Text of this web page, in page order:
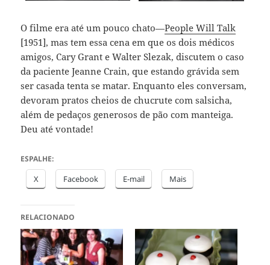
O filme era até um pouco chato—People Will Talk
[1951], mas tem essa cena em que os dois médicos
amigos, Cary Grant e Walter Slezak, discutem o caso
da paciente Jeanne Crain, que estando grávida sem
ser casada tenta se matar. Enquanto eles conversam,
devoram pratos cheios de chucrute com salsicha,
além de pedaços generosos de pão com manteiga.
Deu até vontade!
ESPALHE:
X Facebook E-mail Mais
RELACIONADO